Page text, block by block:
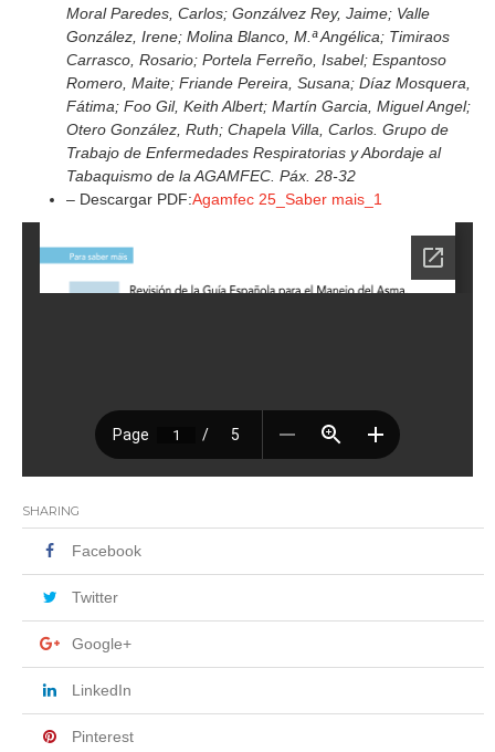
Moral Paredes, Carlos; Gonzálvez Rey, Jaime; Valle
González, Irene; Molina Blanco, M.ª Angélica; Timiraos
Carrasco, Rosario; Portela Ferreño, Isabel; Espantoso
Romero, Maite; Friande Pereira, Susana; Díaz Mosquera,
Fátima; Foo Gil, Keith Albert; Martín Garcia, Miguel Angel;
Otero González, Ruth; Chapela Villa, Carlos. Grupo de
Trabajo de Enfermedades Respiratorias y Abordaje al
Tabaquismo de la AGAMFEC. Páx. 28-32
– Descargar PDF:Agamfec 25_Saber mais_1
SHARING
Facebook
Twitter
Google+
LinkedIn
Pinterest